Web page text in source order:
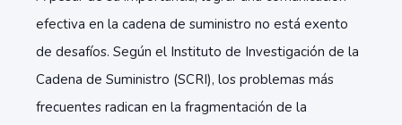
efectiva en la cadena de suministro no está exento
de desafíos. Según el Instituto de Investigación de la
Cadena de Suministro (SCRI), los problemas más
frecuentes radican en la fragmentación de la